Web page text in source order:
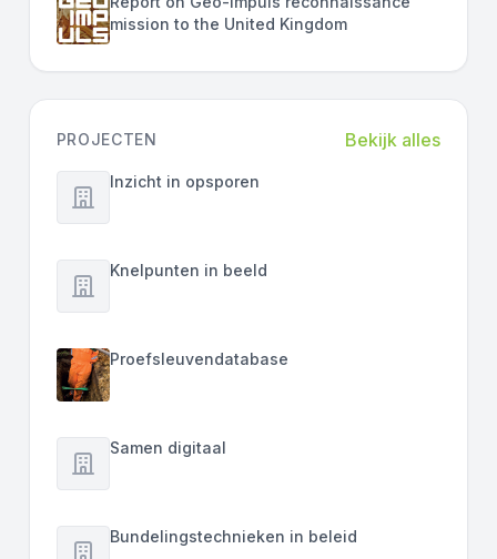
mission to the United Kingdom
PROJECTEN Bekijk alles
Inzicht in opsporen
Knelpunten in beeld
Proefsleuvendatabase
Samen digitaal
Bundelingstechnieken in beleid